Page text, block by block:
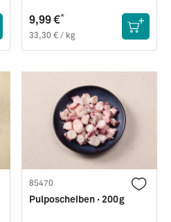
9,99 €*
33,30 € / kg
85470
Pulposcheiben · 200g